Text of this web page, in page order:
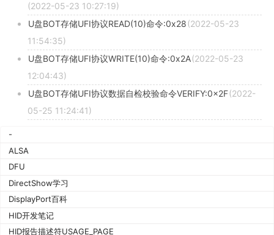
(2022-05-23 10:27:19)
U盘BOT存储UFI协议READ(10)命令:0x28(2022-05-23
11:54:35)
U盘BOT存储UFI协议WRITE(10)命令:0x2A(2022-05-23
12:04:43)
U盘BOT存储UFI协议数据自检校验命令VERIFY:0x2F(2022-
05-25 11:24:41)
-
ALSA
DFU
DirectShow学习
DisplayPort百科
HID开发笔记
HID报告描述符USAGE_PAGE